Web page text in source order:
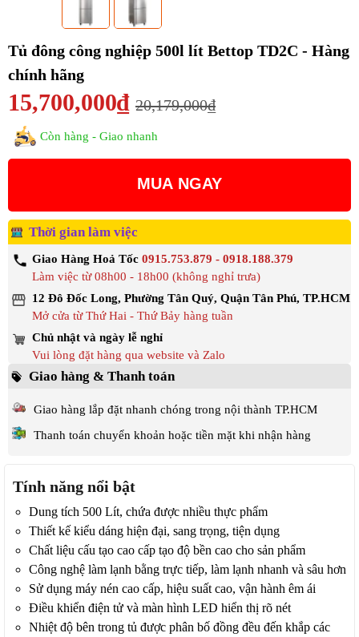
Tủ đông công nghiệp 500l lít Bettop TD2C - Hàng
chính hãng
15,700,000₫ 20,179,000₫
Còn hàng - Giao nhanh
MUA NGAY
Thời gian làm việc
Giao Hàng Hoả Tốc 0915.753.879 - 0918.188.379
Làm việc từ 08h00 - 18h00 (không nghỉ trưa)
12 Đô Đốc Long, Phường Tân Quý, Quận Tân Phú, TP.HCM
Mở cửa từ Thứ Hai - Thứ Bảy hàng tuần
Chủ nhật và ngày lễ nghỉ
Vui lòng đặt hàng qua website và Zalo
Giao hàng & Thanh toán
Giao hàng lắp đặt nhanh chóng trong nội thành TP.HCM
Thanh toán chuyển khoản hoặc tiền mặt khi nhận hàng
Tính năng nổi bật
Dung tích 500 Lít, chứa được nhiều thực phẩm
Thiết kế kiểu dáng hiện đại, sang trọng, tiện dụng
Chất liệu cấu tạo cao cấp tạo độ bền cao cho sản phẩm
Công nghệ làm lạnh bằng trực tiếp, làm lạnh nhanh và sâu hơn
Sử dụng máy nén cao cấp, hiệu suất cao, vận hành êm ái
Điều khiển điện tử và màn hình LED hiển thị rõ nét
Nhiệt độ bên trong tủ được phân bố đồng đều đến khắp các